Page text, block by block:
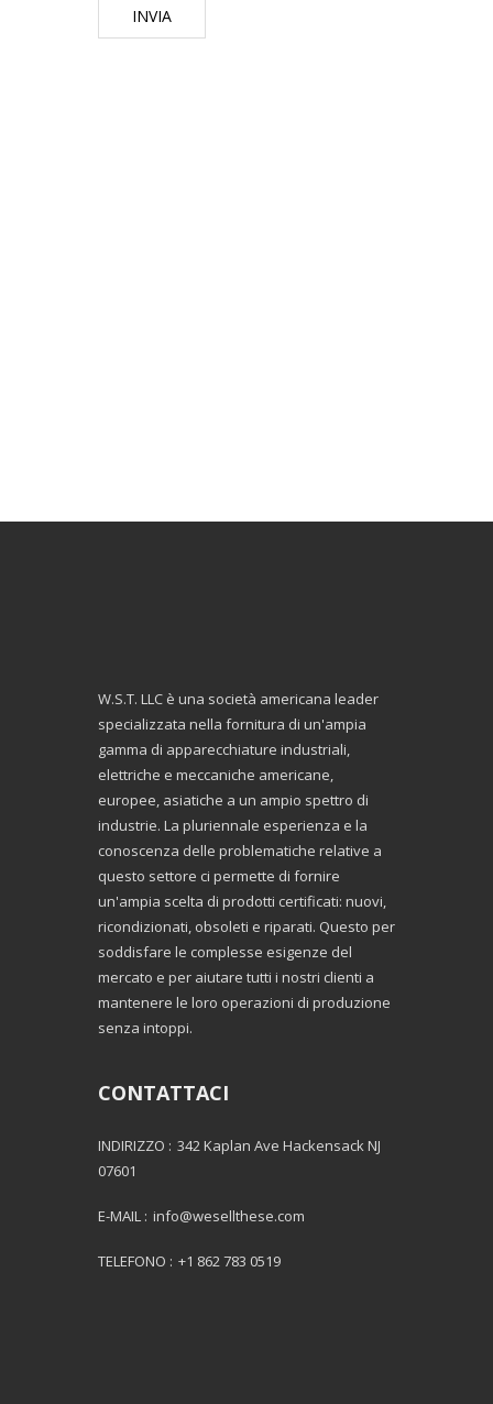
W.S.T. LLC è una società americana leader
specializzata nella fornitura di un'ampia
gamma di apparecchiature industriali,
elettriche e meccaniche americane,
europee, asiatiche a un ampio spettro di
industrie. La pluriennale esperienza e la
conoscenza delle problematiche relative a
questo settore ci permette di fornire
un'ampia scelta di prodotti certificati: nuovi,
ricondizionati, obsoleti e riparati. Questo per
soddisfare le complesse esigenze del
mercato e per aiutare tutti i nostri clienti a
mantenere le loro operazioni di produzione
senza intoppi.
CONTATTACI
INDIRIZZO : 342 Kaplan Ave Hackensack NJ
07601
E-MAIL : info@wesellthese.com
TELEFONO : +1 862 783 0519